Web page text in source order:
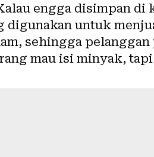
engga disimpan
digunakan untuk
sehingga
mau isi minyak,